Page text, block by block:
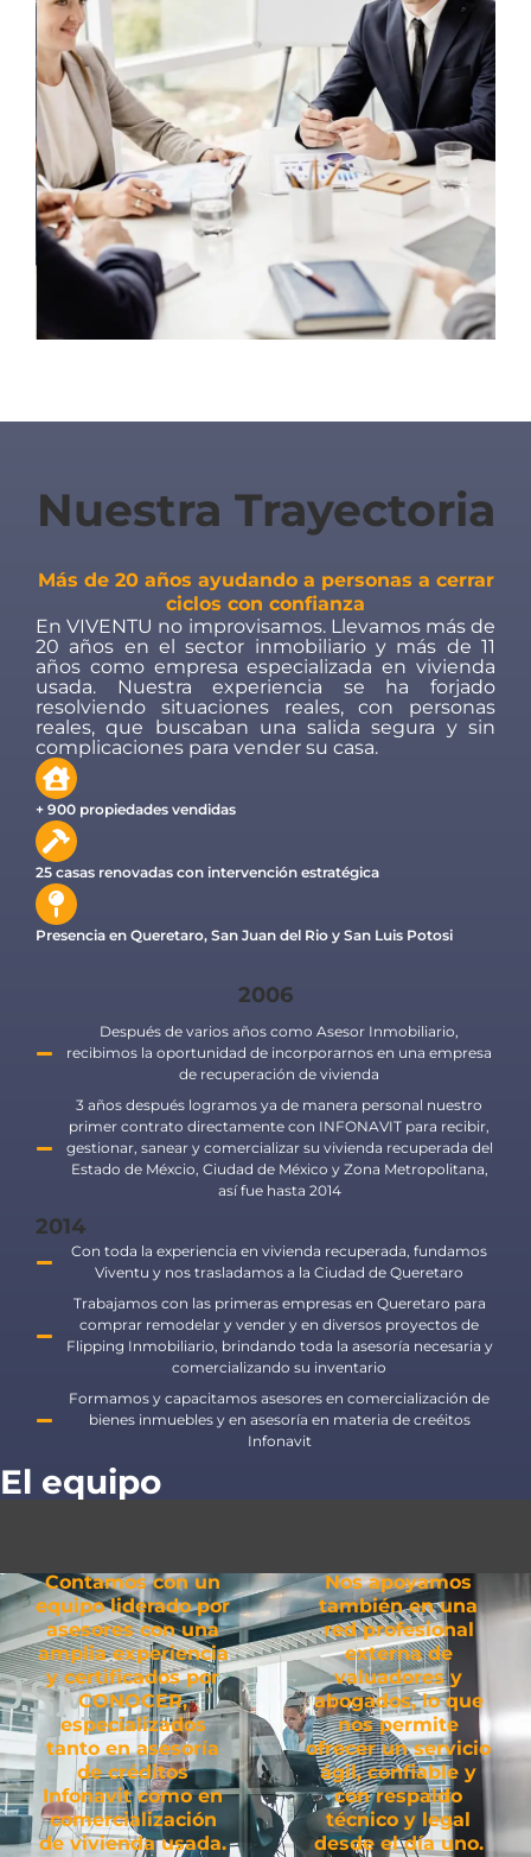
Nuestra Trayectoria
Más de 20 años ayudando a personas a cerrar
ciclos con confianza
En VIVENTU no improvisamos. Llevamos más de
20 años en el sector inmobiliario y más de 11
años como empresa especializada en vivienda
usada. Nuestra experiencia se ha forjado
resolviendo situaciones reales, con personas
reales, que buscaban una salida segura y sin
complicaciones para vender su casa.
+ 900 propiedades vendidas
25 casas renovadas con intervención estratégica
Presencia en Queretaro, San Juan del Rio y San Luis Potosi
2006
Después de varios años como Asesor Inmobiliario,
recibimos la oportunidad de incorporarnos en una empresa
de recuperación de vivienda
3 años después logramos ya de manera personal nuestro
primer contrato directamente con INFONAVIT para recibir,
gestionar, sanear y comercializar su vivienda recuperada del
Estado de Méxcio, Ciudad de México y Zona Metropolitana,
así fue hasta 2014
2014
Con toda la experiencia en vivienda recuperada, fundamos
Viventu y nos trasladamos a la Ciudad de Queretaro
Trabajamos con las primeras empresas en Queretaro para
comprar remodelar y vender y en diversos proyectos de
Flipping Inmobiliario, brindando toda la asesoría necesaria y
comercializando su inventario
Formamos y capacitamos asesores en comercialización de
bienes inmuebles y en asesoría en materia de creéitos
Infonavit
El equipo
Contamos con un
equipo liderado por
asesores con una
amplia experiencia
y certificados por
CONOCER,
especializados
tanto en asesoría
de créditos
Infonavit como en
comercialización
de vivienda usada.
Nos apoyamos
también en una
red profesional
externa de
valuadores y
abogados, lo que
nos permite
ofrecer un servicio
ágil, confiable y
con respaldo
técnico y legal
desde el día uno.